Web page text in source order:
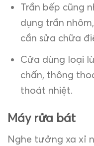
Trần bếp cũng
dụng trần
cần sửa chữa
Cửa dùng loại
chấn, thông
thoát nhiệt.
Máy rửa bát
Nghe tưởng xa xỉ